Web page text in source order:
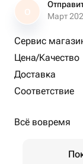
О
Март
Сервис
Цена/Качество
Доставка
Соответствие
Всё вовремя